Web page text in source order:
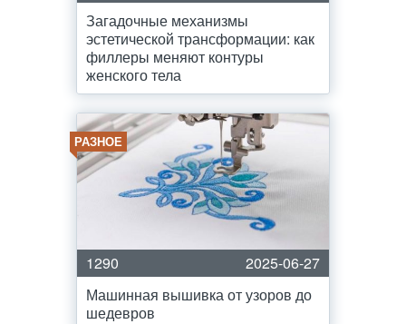
Загадочные механизмы
эстетической трансформации: как
филлеры меняют контуры
женского тела
РАЗНОЕ
1290
2025-06-27
Машинная вышивка от узоров до
шедевров